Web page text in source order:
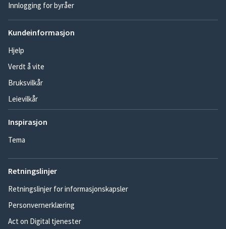
Innlogging for byråer
Kundeinformasjon
Hjelp
Verdt å vite
Bruksvilkår
Leievilkår
Inspirasjon
Tema
Retningslinjer
Retningslinjer for informasjonskapsler
Personvernerklæring
Act on Digital tjenester